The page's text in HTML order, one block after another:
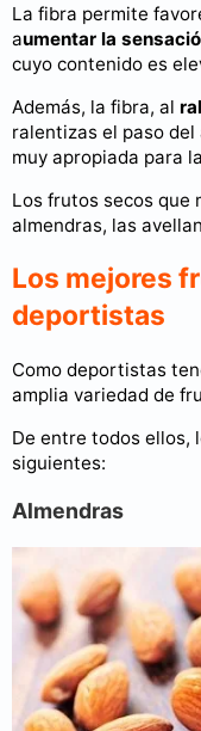
La fibra permite
aumentar la
cuyo contenido es
Además, la fibra, al
ralentizas el paso
muy apropiada para
Los frutos secos que
almendras, las
Los mejores
deportistas
Como deportistas
amplia variedad de
De entre todos ellos,
siguientes:
Almendras